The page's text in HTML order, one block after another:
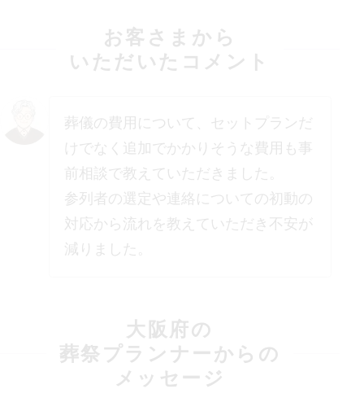
お客さまから
いただいたコメント
葬儀の費用について、セットプランだ
けでなく追加でかかりそうな費用も事
前相談で教えていただきました。
参列者の選定や連絡についての初動の
対応から流れを教えていただき不安が
減りました。
大阪府の
葬祭プランナーからの
メッセージ